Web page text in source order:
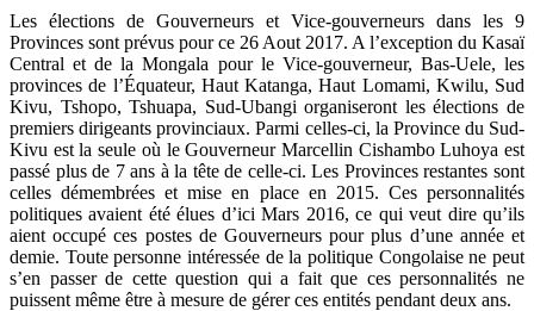
Les élections de Gouverneurs et Vice-gouverneurs dans les 9
Provinces sont prévus pour ce 26 Aout 2017. A l’exception du Kasaï
Central et de la Mongala pour le Vice-gouverneur, Bas-Uele, les
provinces de l’Équateur, Haut Katanga, Haut Lomami, Kwilu, Sud
Kivu, Tshopo, Tshuapa, Sud-Ubangi organiseront les élections de
premiers dirigeants provinciaux. Parmi celles-ci, la Province du Sud-
Kivu est la seule où le Gouverneur Marcellin Cishambo Luhoya est
passé plus de 7 ans à la tête de celle-ci. Les Provinces restantes sont
celles démembrées et mise en place en 2015. Ces personnalités
politiques avaient été élues d’ici Mars 2016, ce qui veut dire qu’ils
aient occupé ces postes de Gouverneurs pour plus d’une année et
demie. Toute personne intéressée de la politique Congolaise ne peut
s’en passer de cette question qui a fait que ces personnalités ne
puissent même être à mesure de gérer ces entités pendant deux ans.